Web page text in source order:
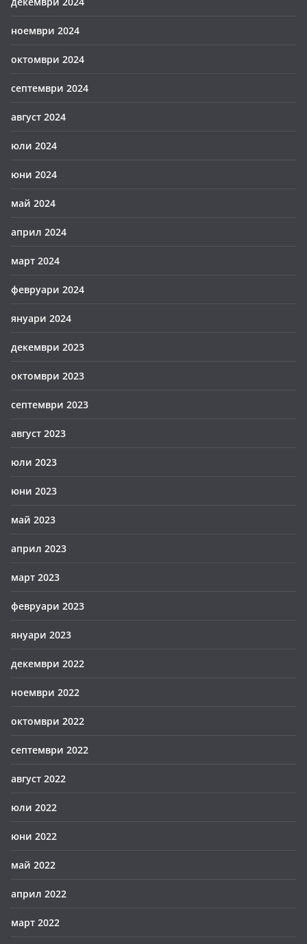
ноември 2024
октомври 2024
септември 2024
август 2024
юли 2024
юни 2024
май 2024
април 2024
март 2024
февруари 2024
януари 2024
декември 2023
октомври 2023
септември 2023
август 2023
юли 2023
юни 2023
май 2023
април 2023
март 2023
февруари 2023
януари 2023
декември 2022
ноември 2022
октомври 2022
септември 2022
август 2022
юли 2022
юни 2022
май 2022
април 2022
март 2022